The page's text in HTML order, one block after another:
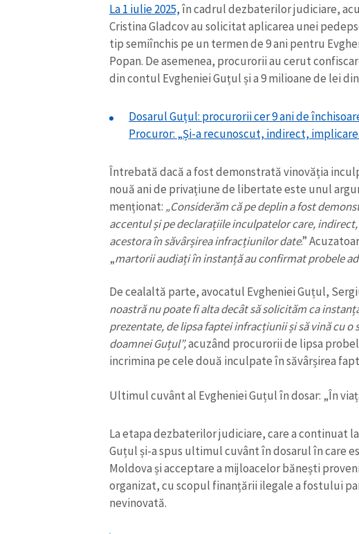
La 1 iulie 2025,în cadrul dezbaterilor judiciare,
Cristina Gladcov au solicitat aplicarea unei
tip semiînchis pe un termen de 9 ani pentru
Popan. De asemenea, procurorii au cerut
din contul Evgheniei Guțul și a 9 milioane de lei
Dosarul Guțul: procurorii cer 9 ani de
Procuror: „Și-a recunoscut, indirect,
Întrebată dacă a fost demonstrată vinovăția
nouă ani de privațiune de libertate este unul
menționat: „Considerăm că pe deplin a fost
accentul și pe declarațiile inculpatelor care,
acestora în săvârșirea infracțiunilor date.”
„martorii audiați în instanță au confirmat probele
De cealaltă parte, avocatul Evgheniei Guțul,
noastră nu poate fi alta decât să solicităm ca
prezentate, de lipsa faptei infracțiunii și să vină cu
doamnei Guțul”,acuzând procurorii de lipsa
incrimina pe cele două inculpate în săvârșirea
Ultimul cuvânt al Evgheniei Guțul în dosar: „În
La etapa dezbaterilor judiciare, care a continuat
Guțul și-a spus ultimul cuvânt în dosarul în care
Moldova și acceptare a mijloacelor bănești
organizat, cu scopul finanțării ilegale a fostului
nevinovată.
+
Fotografie +
Link media +